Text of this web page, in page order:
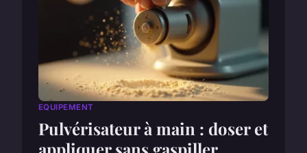
EQUIPEMENT
Pulvérisateur à main : doser et